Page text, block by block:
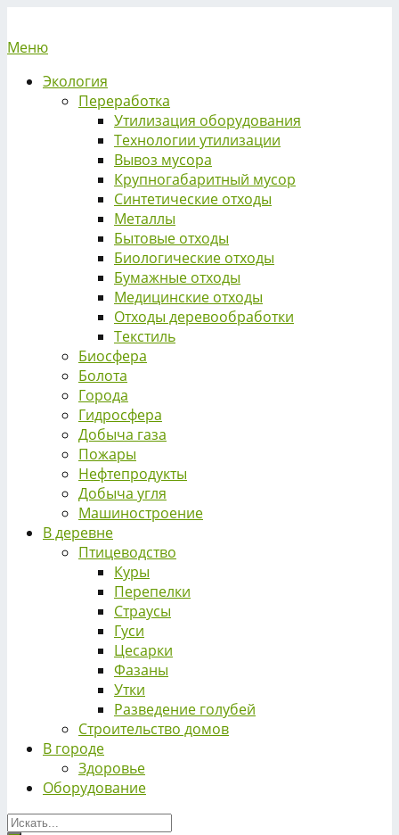
Меню
Экология
Переработка
Утилизация оборудования
Технологии утилизации
Вывоз мусора
Крупногабаритный мусор
Синтетические отходы
Металлы
Бытовые отходы
Биологические отходы
Бумажные отходы
Медицинские отходы
Отходы деревообработки
Текстиль
Биосфера
Болота
Города
Гидросфера
Добыча газа
Пожары
Нефтепродукты
Добыча угля
Машиностроение
В деревне
Птицеводство
Куры
Перепелки
Страусы
Гуси
Цесарки
Фазаны
Утки
Разведение голубей
Строительство домов
В городе
Здоровье
Оборудование